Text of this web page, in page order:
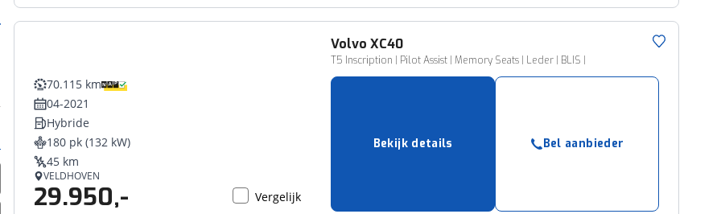
Volvo XC40
T5 Inscription | Pilot Assist | Memory Seats | Leder | BLIS |
70.115 km
04-2021
Hybride
180 pk (132 kW)
45 km
VELDHOVEN
29.950,- Vergelijk
Bekijk details Bel aanbieder